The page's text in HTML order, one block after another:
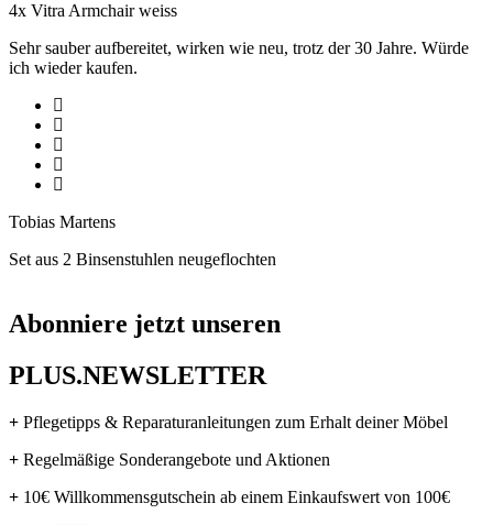
4x Vitra Armchair weiss
Sehr sauber aufbereitet, wirken wie neu, trotz der 30 Jahre. Würde
ich wieder kaufen.
Tobias Martens
Set aus 2 Binsenstuhlen neugeflochten
Abonniere jetzt unseren
PLUS.NEWSLETTER
+ Pflegetipps & Reparaturanleitungen zum Erhalt deiner Möbel
+ Regelmäßige Sonderangebote und Aktionen
+ 10€ Willkommensgutschein ab einem Einkaufswert von 100€